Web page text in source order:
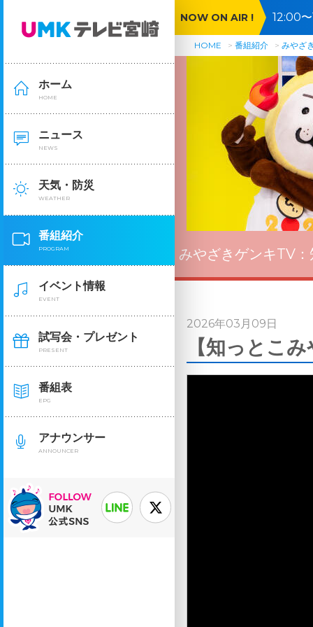
ホーム
HOME
ニュース
NEWS
天気・防災
WEATHER
番組紹介
PROGRAM
イベント情報
EVENT
試写会・プレゼント
PRESENT
番組表
EPG
アナウンサー
ANNOUNCER
NOW ON AIR !
12:00
ぎる
HOME 番組紹介 みやざ
みやざきゲンキTV：
2026年03月09日
【知っとこ